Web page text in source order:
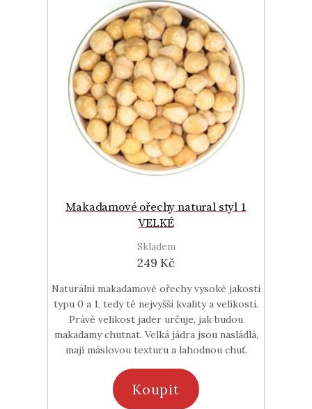
Makadamové ořechy natural styl 1
VELKÉ
Skladem
249 Kč
Naturální makadamové ořechy vysoké jakosti
typu 0 a 1, tedy té nejvyšší kvality a velikosti.
Právě velikost jader určuje, jak budou
makadamy chutnat. Velká jádra jsou nasládlá,
mají máslovou texturu a lahodnou chuť.
Koupit